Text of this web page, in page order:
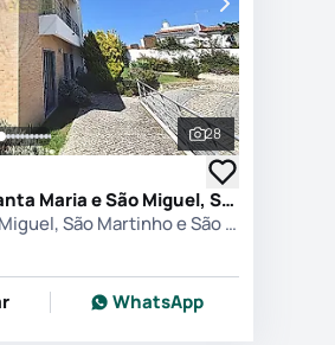
Ver todas as
28
Moradia T4 em Sintra (Santa Maria e São Miguel, São Martinho e São Pedro de Penaferrim), Sintra
Sintra (Santa Maria e São Miguel, São Martinho e São Pedro de Penaferrim), Sintra
WhatsApp